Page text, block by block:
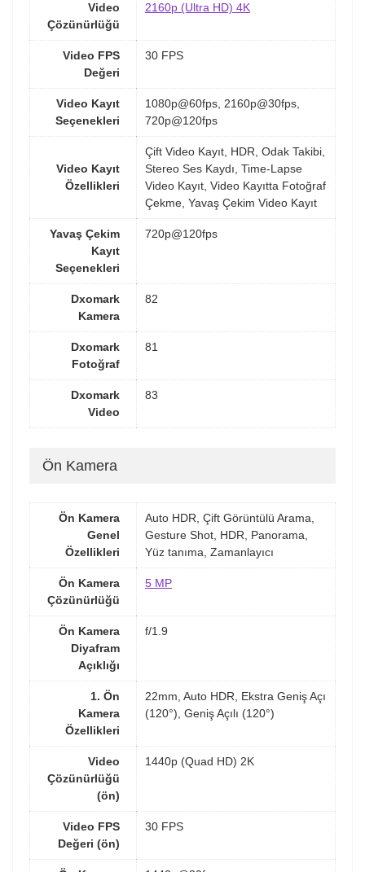
Video
Çözünürlüğü
2160p (Ultra HD) 4K
Video FPS
Değeri
30 FPS
Video Kayıt
Seçenekleri
1080p@60fps, 2160p@30fps,
720p@120fps
Video Kayıt
Özellikleri
Çift Video Kayıt, HDR, Odak Takibi,
Stereo Ses Kaydı, Time-Lapse
Video Kayıt, Video Kayıtta Fotoğraf
Çekme, Yavaş Çekim Video Kayıt
Yavaş Çekim
Kayıt
Seçenekleri
720p@120fps
Dxomark
Kamera
82
Dxomark
Fotoğraf
81
Dxomark
Video
83
Ön Kamera
Ön Kamera
Genel
Özellikleri
Auto HDR, Çift Görüntülü Arama,
Gesture Shot, HDR, Panorama,
Yüz tanıma, Zamanlayıcı
Ön Kamera
Çözünürlüğü
5 MP
Ön Kamera
Diyafram
Açıklığı
f/1.9
1. Ön
Kamera
Özellikleri
22mm, Auto HDR, Ekstra Geniş Açı
(120°), Geniş Açılı (120°)
Video
Çözünürlüğü
(ön)
1440p (Quad HD) 2K
Video FPS
Değeri (ön)
30 FPS